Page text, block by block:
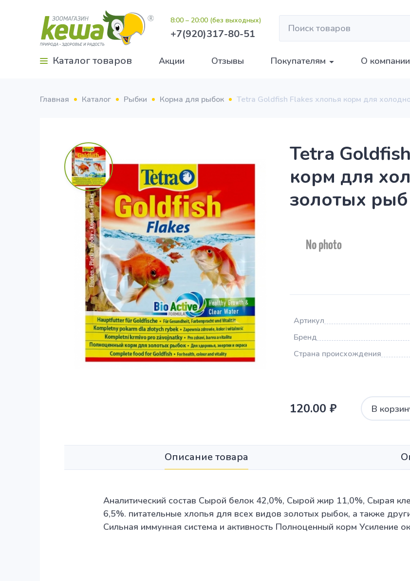
8:00 – 20:00 (без выходных)
+7(920)317-80-51
Каталог товаров Акции Отзывы Покупателям О компании
Главная Каталог Рыбки Корма для рыбок Tetra Goldfish Flakes хлопья корм для
Tetra
корм для
золотых
Артикул
Бренд
Страна происхождения
120.00 ₽ В
Описание товара
Аналитический состав Сырой белок 42,0%, Сырой жир 11,0%, Сырая
6,5%. питательные хлопья для всех видов золотых рыбок, а также
Сильная иммунная система и активность Полноценный корм Усиление